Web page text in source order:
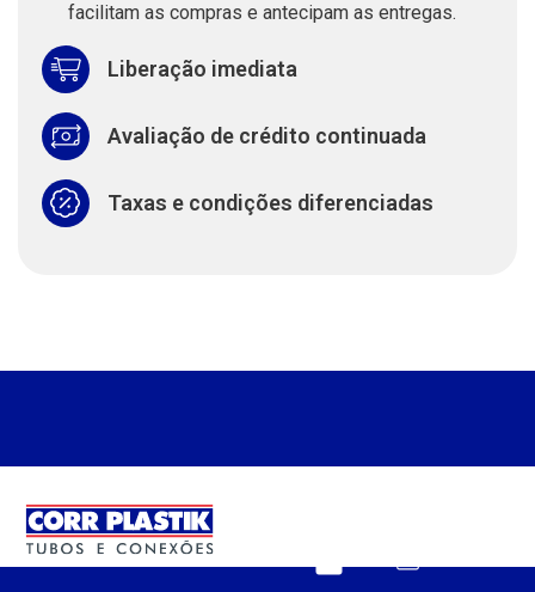
facilitam as compras e antecipam as entregas.
Liberação imediata
Avaliação de crédito continuada
Taxas e condições diferenciadas